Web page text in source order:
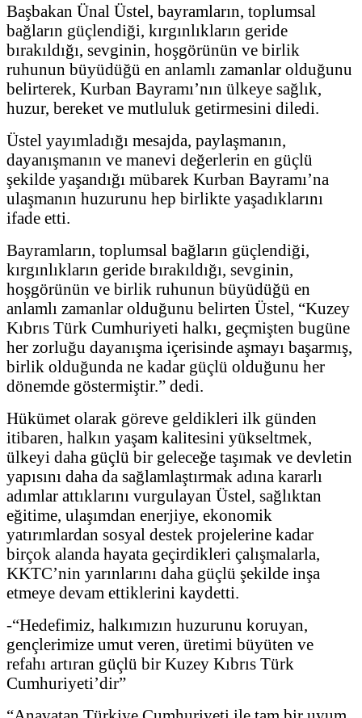
Başbakan Ünal Üstel, bayramların, toplumsal
bağların güçlendiği, kırgınlıkların geride
bırakıldığı, sevginin, hoşgörünün ve birlik
ruhunun büyüdüğü en anlamlı zamanlar olduğunu
belirterek, Kurban Bayramı’nın ülkeye sağlık,
huzur, bereket ve mutluluk getirmesini diledi.
Üstel yayımladığı mesajda, paylaşmanın,
dayanışmanın ve manevi değerlerin en güçlü
şekilde yaşandığı mübarek Kurban Bayramı’na
ulaşmanın huzurunu hep birlikte yaşadıklarını
ifade etti.
Bayramların, toplumsal bağların güçlendiği,
kırgınlıkların geride bırakıldığı, sevginin,
hoşgörünün ve birlik ruhunun büyüdüğü en
anlamlı zamanlar olduğunu belirten Üstel, “Kuzey
Kıbrıs Türk Cumhuriyeti halkı, geçmişten bugüne
her zorluğu dayanışma içerisinde aşmayı başarmış,
birlik olduğunda ne kadar güçlü olduğunu her
dönemde göstermiştir.” dedi.
Hükümet olarak göreve geldikleri ilk günden
itibaren, halkın yaşam kalitesini yükseltmek,
ülkeyi daha güçlü bir geleceğe taşımak ve devletin
yapısını daha da sağlamlaştırmak adına kararlı
adımlar attıklarını vurgulayan Üstel, sağlıktan
eğitime, ulaşımdan enerjiye, ekonomik
yatırımlardan sosyal destek projelerine kadar
birçok alanda hayata geçirdikleri çalışmalarla,
KKTC’nin yarınlarını daha güçlü şekilde inşa
etmeye devam ettiklerini kaydetti.
-“Hedefimiz, halkımızın huzurunu koruyan,
gençlerimize umut veren, üretimi büyüten ve
refahı artıran güçlü bir Kuzey Kıbrıs Türk
Cumhuriyeti’dir”